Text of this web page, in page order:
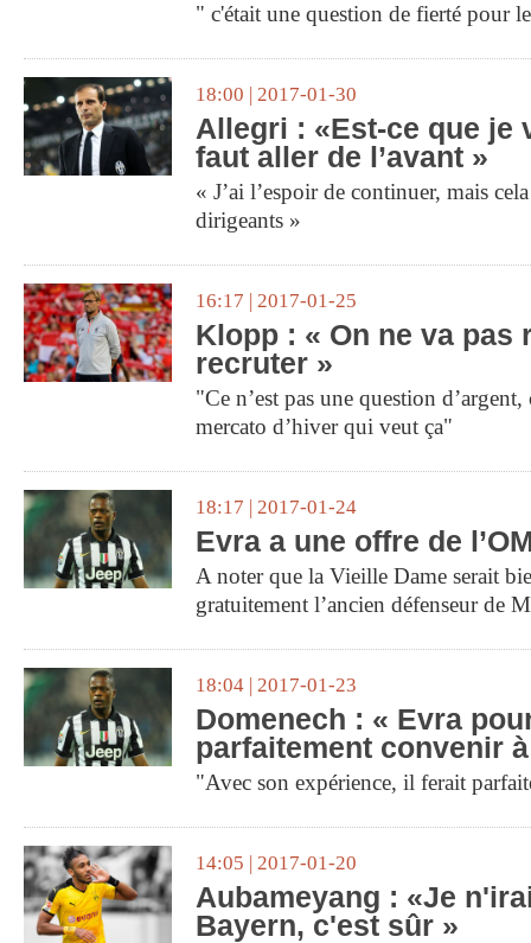
" c'était une question de fierté pour
18:00 | 2017-01-30
Allegri : «Est-ce que je
faut aller de l’avant »
« J’ai l’espoir de continuer, mais
dirigeants »
16:17 | 2017-01-25
Klopp : « On ne va pas
recruter »
"Ce n’est pas une question
mercato d’hiver qui veut ça"
18:17 | 2017-01-24
Evra a une offre de
A noter que la Vieille Dame serait
gratuitement l’ancien défenseur de
18:04 | 2017-01-23
Domenech : « Evra
parfaitement convenir à
"Avec son expérience, il ferait
14:05 | 2017-01-20
Aubameyang : «Je
Bayern, c'est sûr »